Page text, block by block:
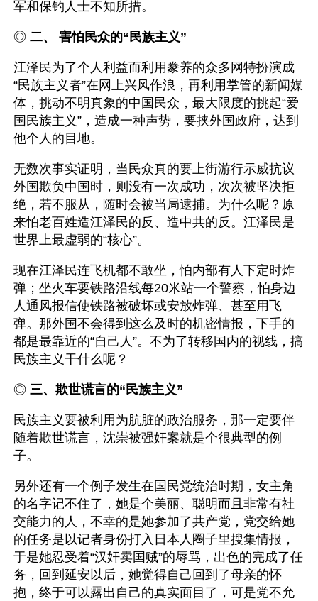
军和保钓人士不知所措。
◎ 二、 害怕民众的“民族主义”
江泽民为了个人利益而利用豢养的众多网特扮演成
“民族主义者”在网上兴风作浪，再利用掌管的新闻媒
体，挑动不明真象的中国民众，最大限度的挑起“爱
国民族主义”，造成一种声势，要挟外国政府，达到
他个人的目地。
无数次事实证明，当民众真的要上街游行示威抗议
外国欺负中国时，则没有一次成功，次次被坚决拒
绝，若不服从，随时会被当局逮捕。为什么呢？原
来怕老百姓造江泽民的反、造中共的反。江泽民是
世界上最虚弱的“核心”。
现在江泽民连飞机都不敢坐，怕内部有人下定时炸
弹；坐火车要铁路沿线每20米站一个警察，怕身边
人通风报信使铁路被破坏或安放炸弹、甚至用飞
弹。那外国不会得到这么及时的机密情报，下手的
都是最靠近的“自己人”。不为了转移国内的视线，搞
民族主义干什么呢？
◎ 三、欺世谎言的“民族主义”
民族主义要被利用为肮脏的政治服务，那一定要伴
随着欺世谎言，沈崇被强奸案就是个很典型的例
子。
另外还有一个例子发生在国民党统治时期，女主角
的名字记不住了，她是个美丽、聪明而且非常有社
交能力的人，不幸的是她参加了共产党，党交给她
的任务是以记者身份打入日本人圈子里搜集情报，
于是她忍受着“汉奸卖国贼”的辱骂，出色的完成了任
务，回到延安以后，她觉得自己回到了母亲的怀
抱，终于可以露出自己的真实面目了，可是党不允